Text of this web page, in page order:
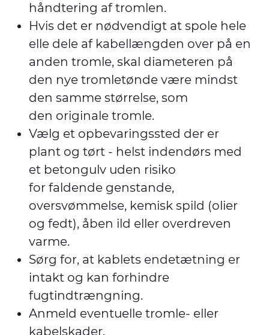
håndtering af tromlen.
Hvis det er nødvendigt at spole hele
elle dele af kabellængden over på en
anden tromle, skal diameteren på
den nye tromletønde være mindst
den samme størrelse, som
den originale tromle.
Vælg et opbevaringssted der er
plant og tørt - helst indendørs med
et betongulv uden risiko
for faldende genstande,
oversvømmelse, kemisk spild (olier
og fedt), åben ild eller overdreven
varme.
Sørg for, at kablets endetætning er
intakt og kan forhindre
fugtindtrængning.
Anmeld eventuelle tromle- eller
kabelskader.